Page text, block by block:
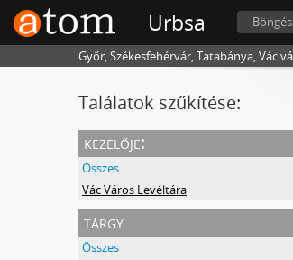
Urbsa
Győr, Székesfehérvár, Tatabánya, Vác
Találatok szűkítése:
kezelője:
Összes
Vác Város Levéltára
tárgy
Összes